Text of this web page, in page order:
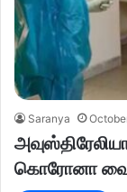
Saranya
கொரோனா